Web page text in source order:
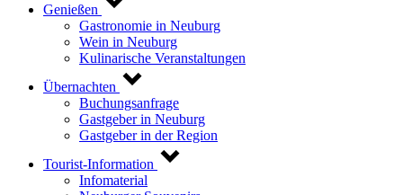
Genießen
Gastronomie in Neuburg
Wein in Neuburg
Kulinarische Veranstaltungen
Übernachten
Buchungsanfrage
Gastgeber in Neuburg
Gastgeber in der Region
Tourist-Information
Infomaterial